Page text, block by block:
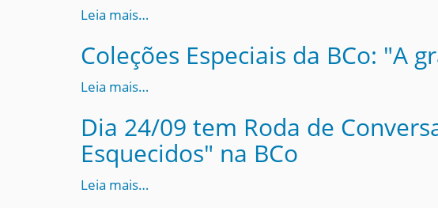
Leia mais…
Coleções Especiais da BCo: "A
Leia mais…
Dia 24/09 tem Roda de
Esquecidos" na BCo
Leia mais…